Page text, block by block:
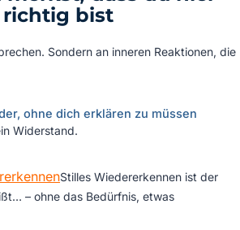
richtig bist
Sondern an inneren Reaktionen, die
ohne dich erklären zu müssen
Widerstand.
Stilles Wiedererkennen ist der
– ohne das Bedürfnis, etwas